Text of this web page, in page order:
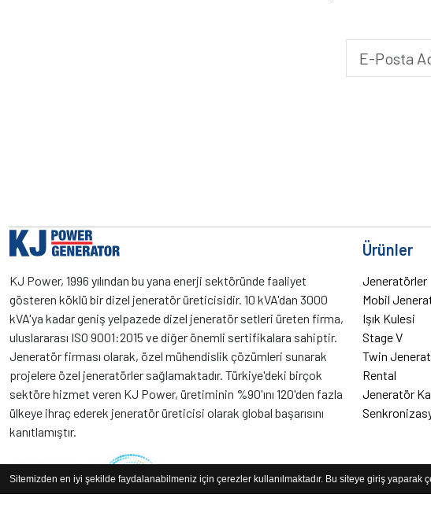
Sitemizden en iyi şekilde faydalanabilmeniz için çerezler kullanılmaktadır. Bu siteye giriş yaparak
KJ Power, 1996 yılından bu yana enerji sektöründe faaliyet
gösteren köklü bir dizel jeneratör üreticisidir. 10 kVA'dan 3000
kVA'ya kadar geniş yelpazede dizel jeneratör setleri üreten firma,
uluslararası ISO 9001:2015 ve diğer önemli sertifikalara sahiptir.
Jeneratör firması olarak, özel mühendislik çözümleri sunarak
projelere özel jeneratörler sağlamaktadır. Türkiye'deki birçok
sektöre hizmet veren KJ Power, üretiminin %90'ını 120'den fazla
ülkeye ihraç ederek jeneratör üreticisi olarak global başarısını
kanıtlamıştır.
Ürünler
Jeneratörler
Mobil
Işık Kulesi
Stage V
Twin
Rental
Jeneratör